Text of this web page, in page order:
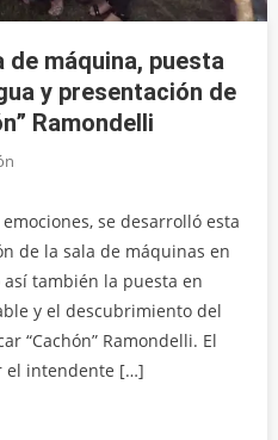
de máquina, puesta
y presentación de
Ramondelli
se desarrolló esta
de la sala de máquinas en
también la puesta en
y el descubrimiento del
“Cachón” Ramondelli. El
el intendente […]